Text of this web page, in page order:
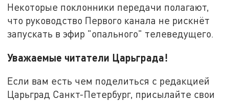
Некоторые поклонники передачи полагают,
что руководство Первого канала не рискнёт
запускать в эфир "опального" телеведущего.
Уважаемые читатели Царьграда!
Если вам есть чем поделиться с редакцией
Царьград Санкт-Петербург, присылайте свои